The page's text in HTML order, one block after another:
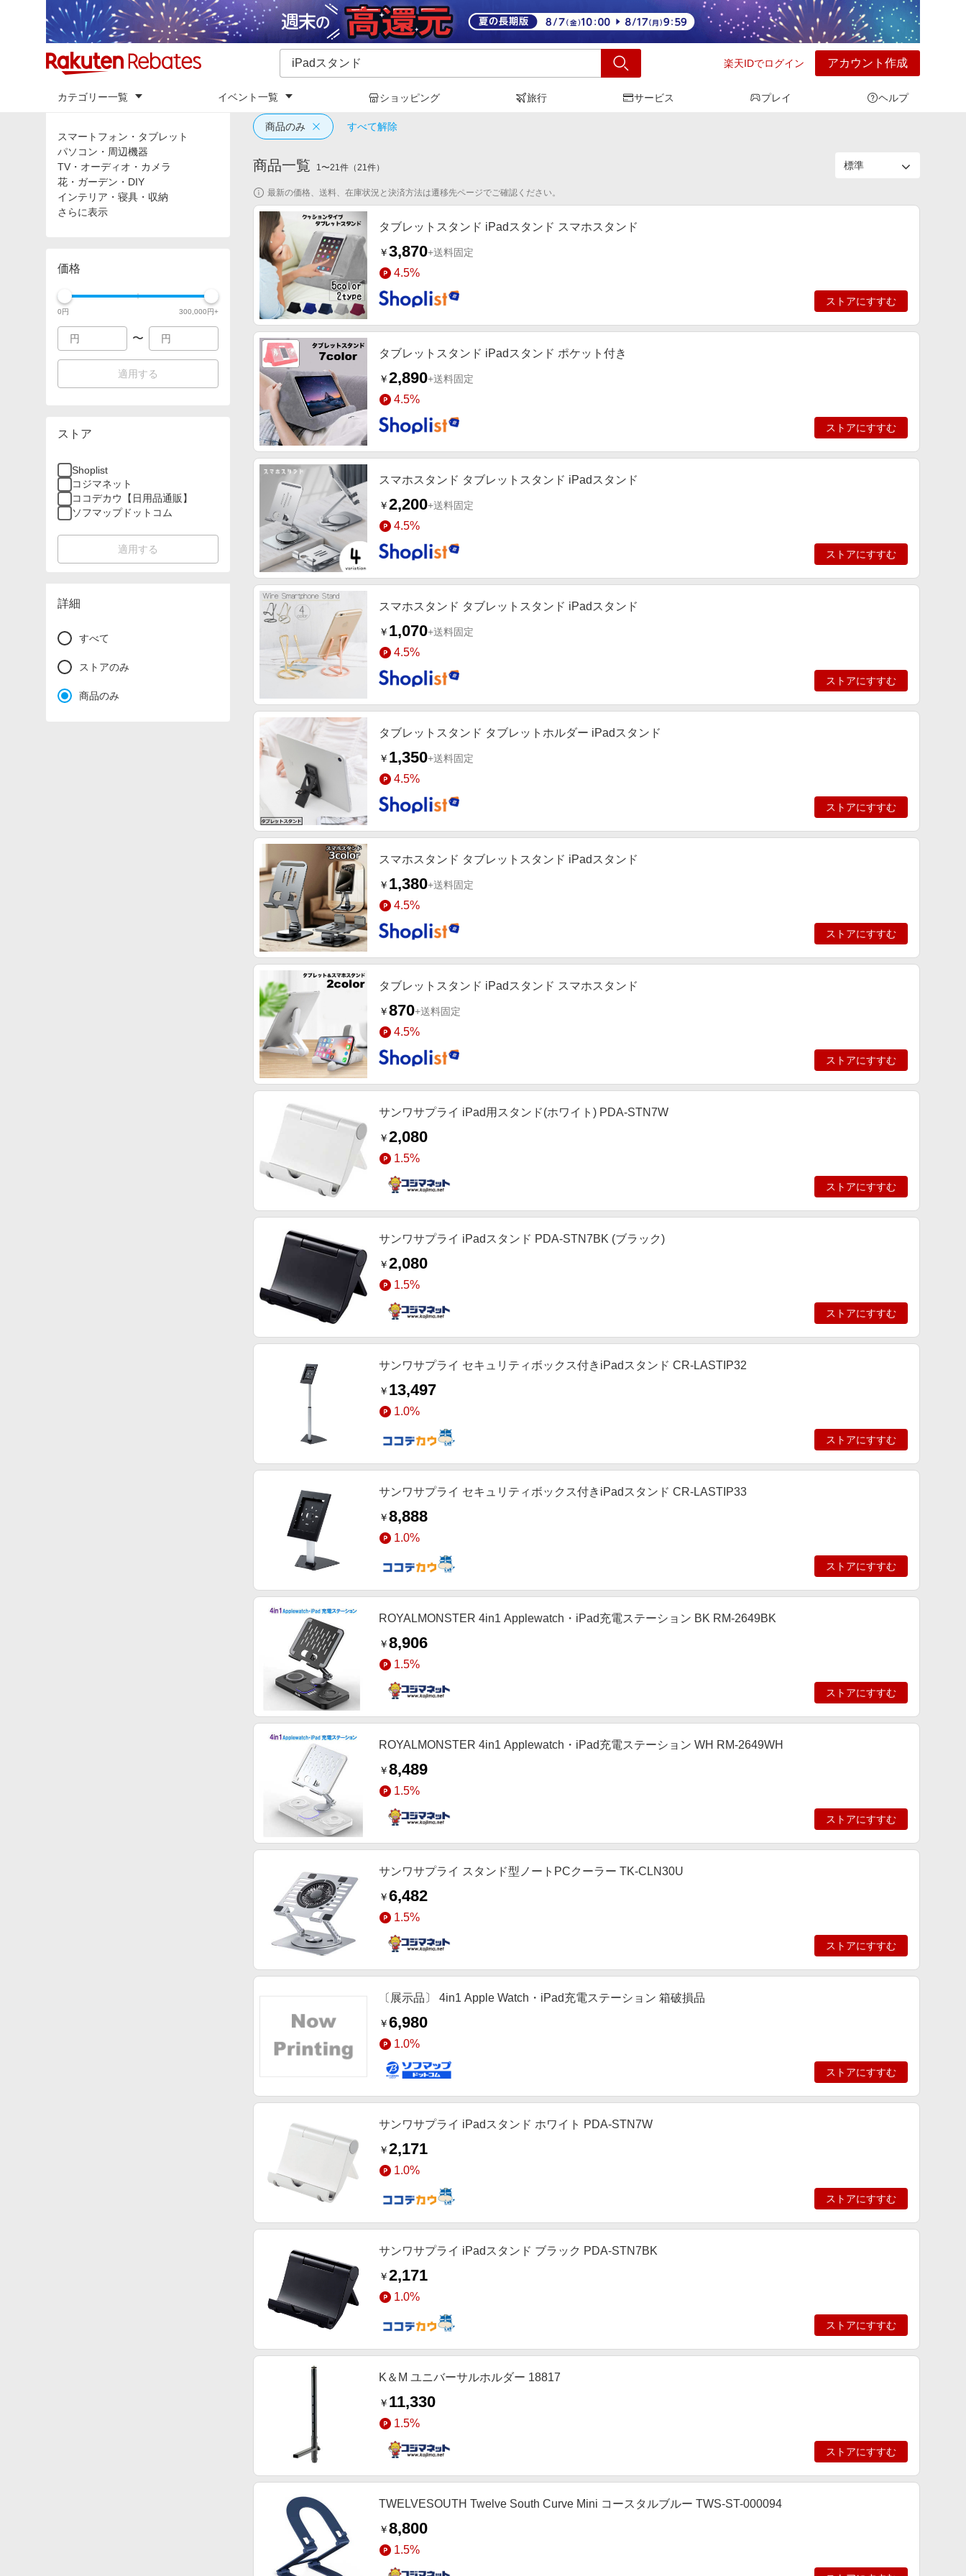
楽天IDでログイン アカウント作成
カテゴリー一覧 イベント一覧 ショッピング 旅行 サービス プレイ ヘルプ
カテゴリ
スマートフォン・タブレット
パソコン・周辺機器
TV・オーディオ・カメラ
花・ガーデン・DIY
インテリア・寝具・収納
さらに表示
価格
0円 300,000円+
〜
適用する
ストア
Shoplist
コジマネット
ココデカウ【日用品通販】
ソフマップドットコム
適用する
詳細
すべて
ストアのみ
商品のみ
トップ 」の検索結果
商品のみ すべて解除
商品一覧 1〜21件 （21件）
最新の価格、送料、在庫状況と決済方法は遷移先ページでご確認ください。
タブレットスタンド iPadスタンド スマホスタンド
￥3,870+送料固定
4.5%
ストアにすすむ
タブレットスタンド iPadスタンド ポケット付き
￥2,890+送料固定
4.5%
ストアにすすむ
スマホスタンド タブレットスタンド iPadスタンド
￥2,200+送料固定
4.5%
ストアにすすむ
スマホスタンド タブレットスタンド iPadスタンド
￥ 1,070+送料固定
4.5%
ストアにすすむ
タブレットスタンド タブレットホルダー iPadスタンド
￥ 1,350+送料固定
4.5%
ストアにすすむ
スマホスタンド タブレットスタンド iPadスタンド
￥ 1,380+送料固定
4.5%
ストアにすすむ
タブレットスタンド iPadスタンド スマホスタンド
￥870+送料固定
4.5%
ストアにすすむ
サンワサプライ iPad用スタンド(ホワイト) PDA‐STN7W
￥2,080
1.5%
ストアにすすむ
サンワサプライ iPadスタンド PDA-STN7BK (ブラック)
￥2,080
1.5%
ストアにすすむ
サンワサプライ セキュリティボックス付きiPadスタンド CR-LASTIP32
￥ 13,497
1.0%
ストアにすすむ
サンワサプライ セキュリティボックス付きiPadスタンド CR-LASTIP33
￥8,888
1.0%
ストアにすすむ
ROYALMONSTER 4in1 Applewatch・iPad充電ステーション BK RM-2649BK
￥8,906
1.5%
ストアにすすむ
ROYALMONSTER 4in1 Applewatch・iPad充電ステーション WH RM-2649WH
￥8,489
1.5%
ストアにすすむ
サンワサプライ スタンド型ノートPCクーラー TK-CLN30U
￥6,482
1.5%
ストアにすすむ
〔展示品〕 4in1 Apple Watch・iPad充電ステーション 箱破損品
￥6,980
1.0%
ストアにすすむ
サンワサプライ iPadスタンド ホワイト PDA-STN7W
￥2,171
1.0%
ストアにすすむ
サンワサプライ iPadスタンド ブラック PDA-STN7BK
￥2,171
1.0%
ストアにすすむ
K＆M ユニバーサルホルダー 18817
￥ 11,330
1.5%
ストアにすすむ
TWELVESOUTH Twelve South Curve Mini コースタルブルー TWS-ST-000094
￥8,800
1.5%